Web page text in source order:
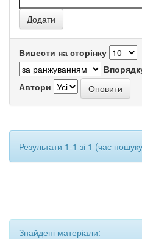
Вивести на сторінку
Автори
Результати 1-1 зі 1 (час
Знайдені матеріали: